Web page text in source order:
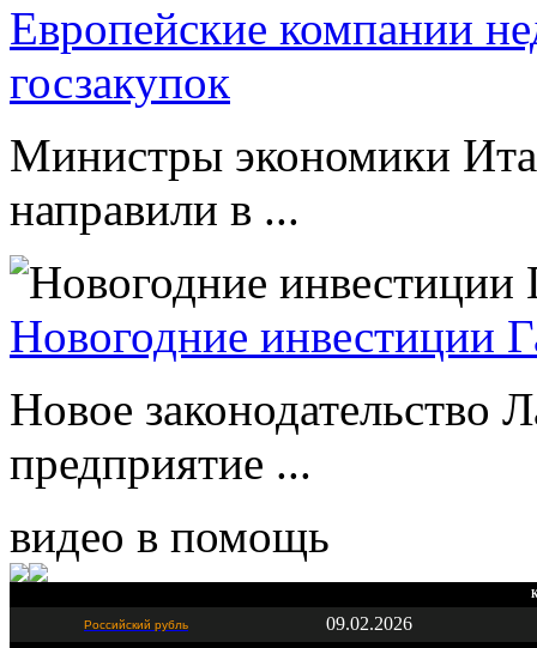
Европейские компании
госзакупок
Министры экономики
направили в ...
Новогодние инвестиции
Новое законодательство
предприятие ...
видео в помощь
Российский рубль 09.02.2026